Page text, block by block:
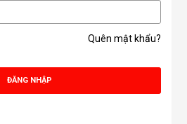
Quên mật khẩu?
ĐĂNG NHẬP